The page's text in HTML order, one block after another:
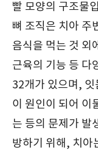
빨 모양의 구조물
뼈 조직은 치아 주
음식을 먹는 것 외
근육의 기능 등 다
32개가 있으며,
이 원인이 되어 이
는 등의 문제가 발
방하기 위해, 치아